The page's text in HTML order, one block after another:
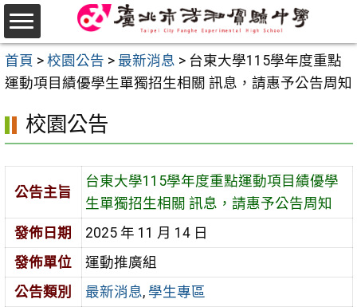
跳
至
主
要
區
首頁 > 校園公告 > 最新消息 > 台東大學115學年度重點
運動項目績優學生單獨招生相關 訊息，請惠予公告周知
校園公告
公告主旨
台東大學115學年度重點運動項目績優學
生單獨招生相關 訊息，請惠予公告周知
發佈日期
2025 年 11 月 14 日
發佈單位
運動推廣組
公告類別
最新消息, 學生專區
選
單